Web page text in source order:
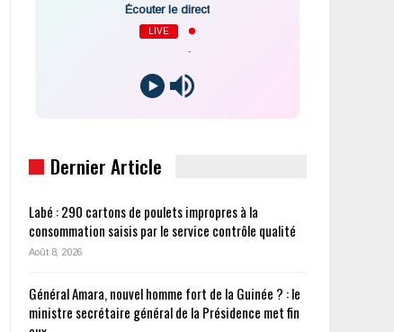
Écouter le direct
LIVE
Dernier Article
Labé : 290 cartons de poulets impropres à la
consommation saisis par le service contrôle qualité
Août 8, 2026
Général Amara, nouvel homme fort de la Guinée ? : le
ministre secrétaire général de la Présidence met fin